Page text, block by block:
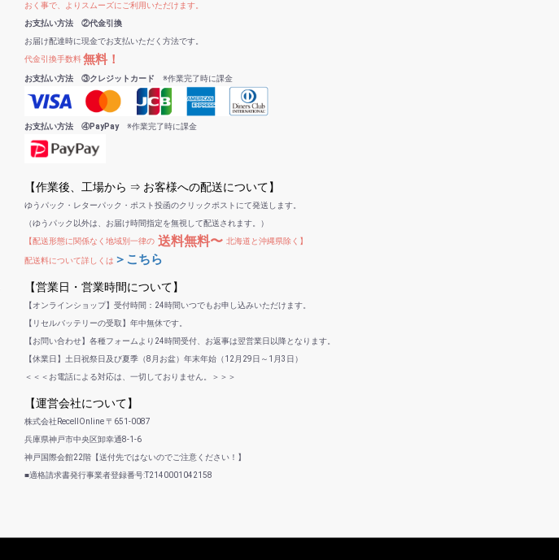
おく事で、よりスムーズにご利用いただけます。
お支払い方法 ②代金引換
お届け配達時に現金でお支払いただく方法です。
代金引換手数料無料！
お支払い方法 ③クレジットカード ※作業完了時に課金
お支払い方法 ④PayPay※作業完了時に課金
【作業後、工場から ⇒ お客様への配送について】
ゆうパック・レターパック・ポスト投函のクリックポストにて発送します。
（ゆうパック以外は、お届け時間指定を無視して配送されます。）
【配送形態に関係なく地域別一律の 送料無料〜 北海道と沖縄県除く】
配送料について詳しくは ＞こちら
【営業日・営業時間について】
【オンラインショップ】受付時間：24時間いつでもお申し込みいただけます。
【リセルバッテリーの受取】年中無休です。
【お問い合わせ】各種フォームより24時間受付、お返事は翌営業日以降となります。
【休業日】土日祝祭日及び夏季（8月お盆）年末年始（12月29日～1月3日）
＜＜＜お電話による対応は、一切しておりません。＞＞＞
【運営会社について】
株式会社RecellOnline 〒651-0087
兵庫県神戸市中央区卸幸通8-1-6
神戸国際会館22階【送付先ではないのでご注意ください！】
■適格請求書発行事業者登録番号:T2140001042158